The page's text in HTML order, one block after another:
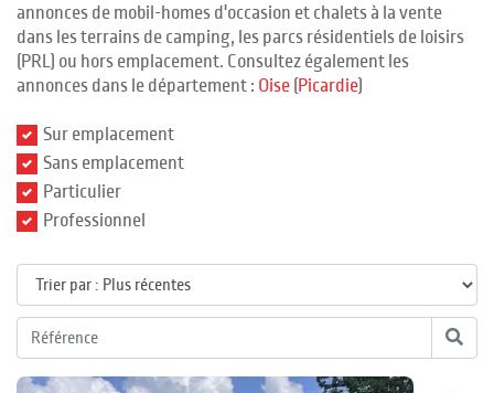
annonces de mobil-homes d'occasion et chalets à la vente
dans les terrains de camping, les parcs résidentiels de loisirs
(PRL) ou hors emplacement. Consultez également les
annonces dans le département : Oise (Picardie)
Sur emplacement
Sans emplacement
Particulier
Professionnel